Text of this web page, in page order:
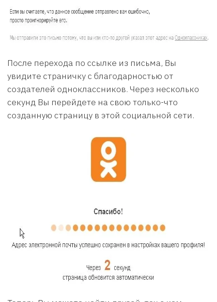
После перехода по ссылке из письма, Вы
увидите страничку с благодарностью от
создателей одноклассников. Через несколько
секунд Вы перейдете на свою только-что
созданную страницу в этой социальной сети.